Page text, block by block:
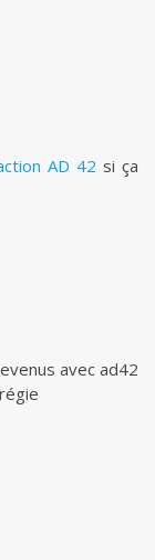
AD 42 si ça
avec ad42